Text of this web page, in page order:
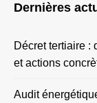
Dernières
Décret tertiaire :
et actions
Audit